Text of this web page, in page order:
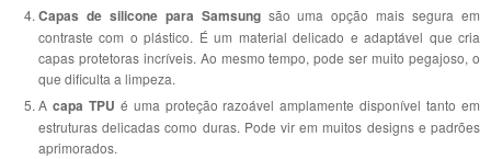
Capas de silicone para Samsungsão uma opção mais segura em
contraste com o plástico. É um material delicado e adaptável que cria
capas protetoras incríveis. Ao mesmo tempo, pode ser muito pegajoso, o
que dificulta a limpeza.
A capa TPU é uma proteção razoável amplamente disponível tanto em
estruturas delicadas como duras. Pode vir em muitos designs e padrões
aprimorados.